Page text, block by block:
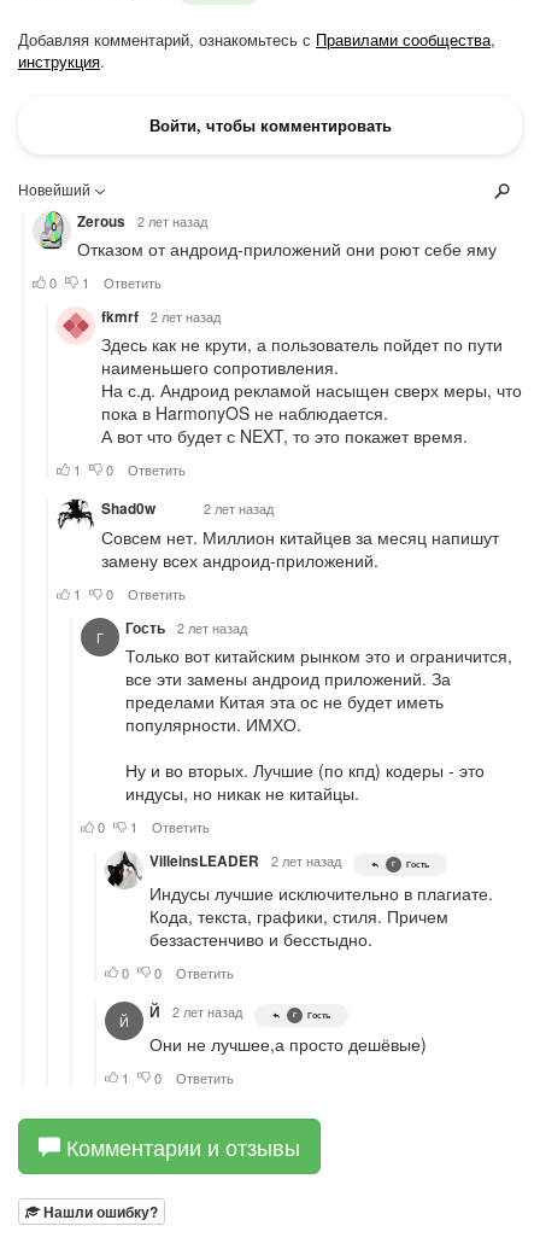
Комментарии и отзывы
Нашли ошибку?